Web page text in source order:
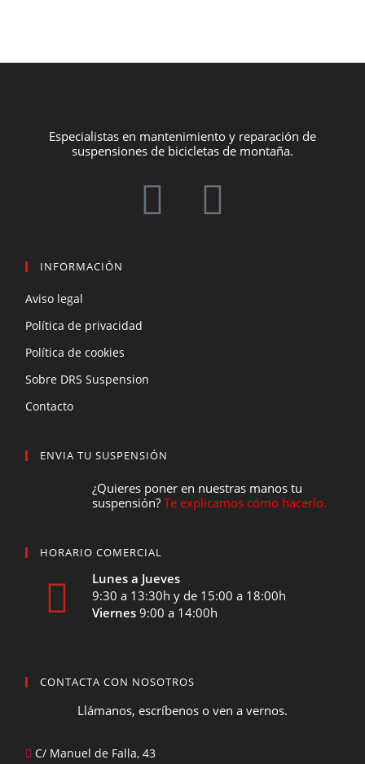
Especialistas en mantenimiento y reparación de
suspensiones de bicicletas de montaña.
INFORMACIÓN
Aviso legal
Política de privacidad
Política de cookies
Sobre DRS Suspension
Contacto
ENVIA TU SUSPENSIÓN
¿Quieres poner en nuestras manos tu
suspensión?Te explicamos cómo hacerlo.
HORARIO COMERCIAL
Lunes a Jueves
9:30 a 13:30h y de 15:00 a 18:00h
Viernes9:00 a 14:00h
CONTACTA CON NOSOTROS
Llámanos, escríbenos o ven a vernos.
C/ Manuel de Falla, 43